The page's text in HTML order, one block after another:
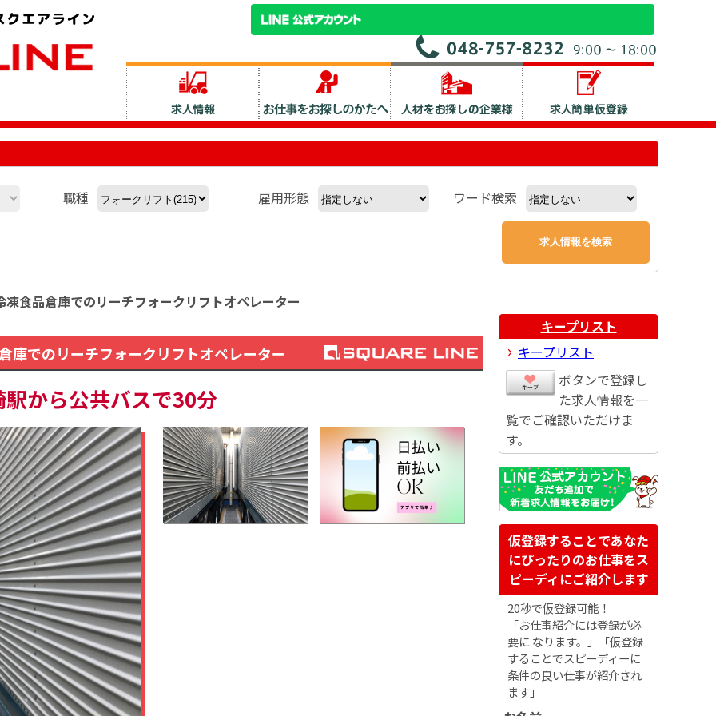
職種 雇用形態 ワード検索
食品倉庫でのリーチフォークリフトオペレーター
庫でのリーチフォークリフトオペレーター
駅から公共バスで30分
キープリスト
キープリスト
ボタンで登録し
た求人情報を一
覧でご確認いただけま
す。
仮登録することであなた
にぴったりのお仕事をス
ピーディにご紹介します
20秒で仮登録可能！
「お仕事紹介には登録が必
要に なります。」「仮登録
することでスピーディーに
条件の良い仕事が紹介され
ます」